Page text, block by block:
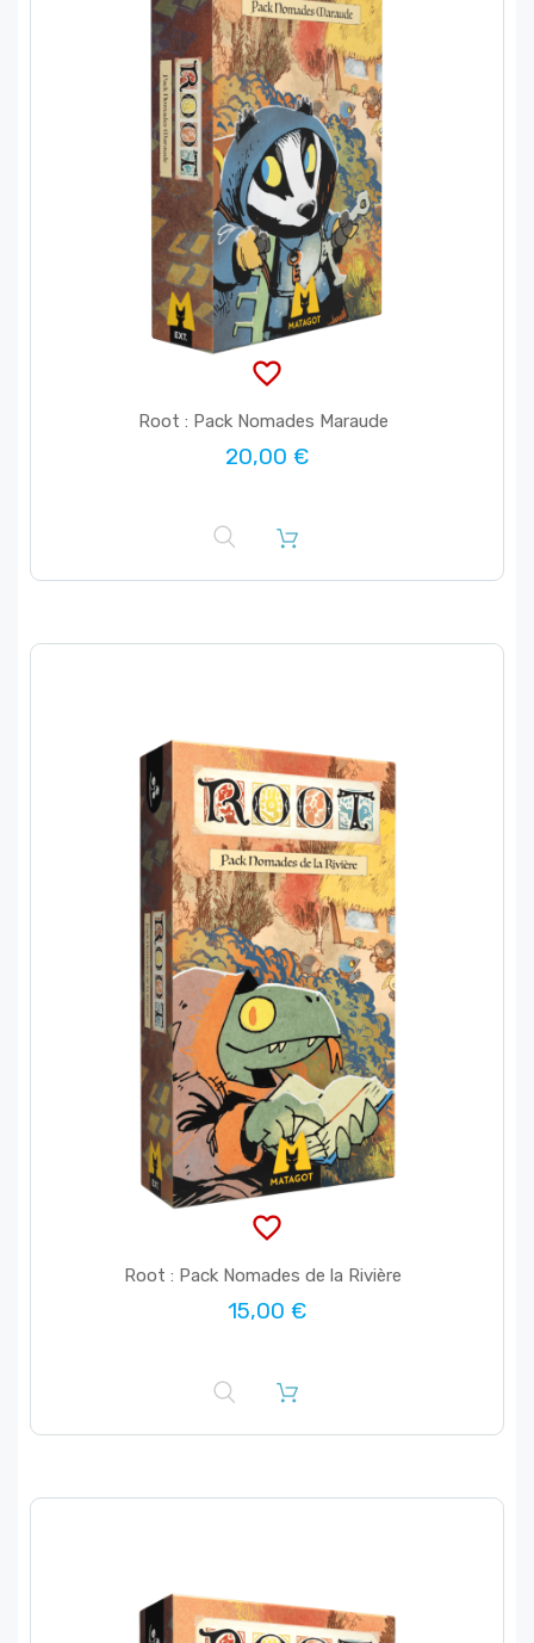
favorite_border
Root : Pack Nomades Maraude
20,00 €
favorite_border
Root : Pack Nomades de la Rivière
15,00 €